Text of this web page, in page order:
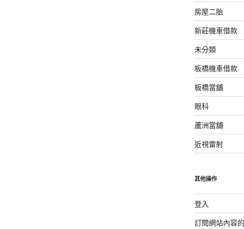
房屋二胎
新莊機車借款
未分類
板橋機車借款
板橋當舖
眼科
蘆洲當舖
近視雷射
其他操作
登入
訂閱網站內容